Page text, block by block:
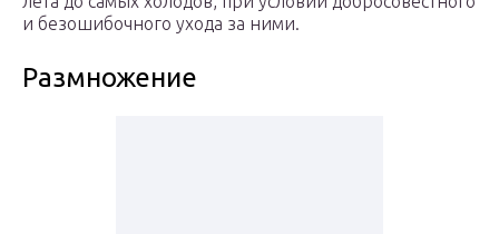
и безошибочного ухода за ними.
Размножение